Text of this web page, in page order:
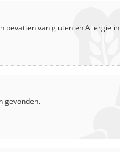
bevatten van gluten enAllergie in
gevonden.